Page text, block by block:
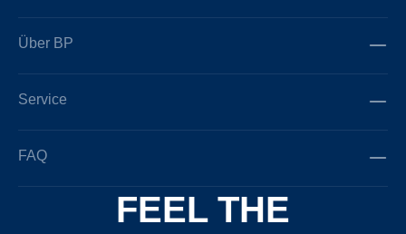
Über BP
Service
FAQ
FEEL THE